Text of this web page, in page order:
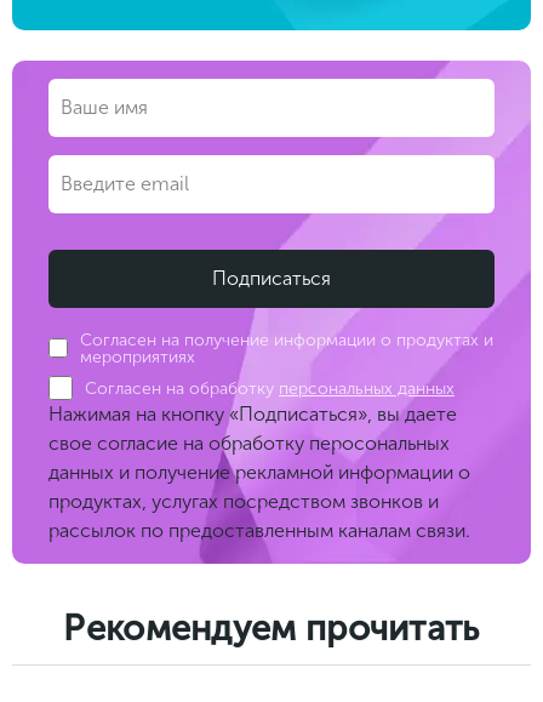
Согласен на получение информации о продуктах и
мероприятиях
Согласен на обработку персональных данных
Нажимая на кнопку «Подписаться», вы даете
свое согласие на обработку перосональных
данных и получение рекламной информации о
продуктах, услугах посредством звонков и
рассылок по предоставленным каналам связи.
Рекомендуем прочитать